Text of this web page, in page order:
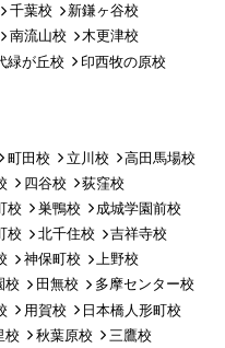
千葉校
新鎌ヶ谷校
南流山校
木更津校
緑が丘校
印西牧の原校
町田校 立川校
高田馬場校
四谷校
荻窪校
校 巣鴨校
成城学園前校
校 北千住校
吉祥寺校
神保町校
上野校
校 田無校
多摩センター校
用賀校
日本橋人形町校
校 秋葉原校
三鷹校